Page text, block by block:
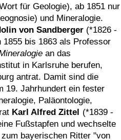
für Geologie), ab 1851 nur
und Mineralogie.
von Sandberger (*1826 -
1855 bis 1863 als Professor
an das
in Karlsruhe berufen,
antrat. Damit sind die
19. Jahrhundert ein fester
Paläontologie,
Karl Alfred Zittel (*1839 -
Fußstapfen und wechselte
bayerischen Ritter "von